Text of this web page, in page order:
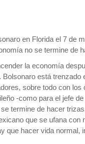
en Florida el 7 de
no se termine de
la economía
está trenzado
sobre todo con los
-como para el jefe
termine de hacer
que se ufana con
que hacer vida normal,